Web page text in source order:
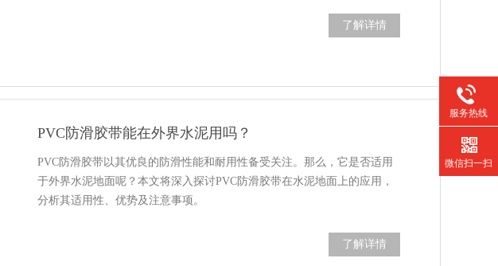
了解详情
PVC防滑胶带能在外界水泥用吗？
PVC防滑胶带以其优良的防滑性能和耐用性备受关注。那么，它是否适用
于外界水泥地面呢？本文将深入探讨PVC防滑胶带在水泥地面上的应用，
分析其适用性、优势及注意事项。
了解详情
服务热线
微信扫一扫